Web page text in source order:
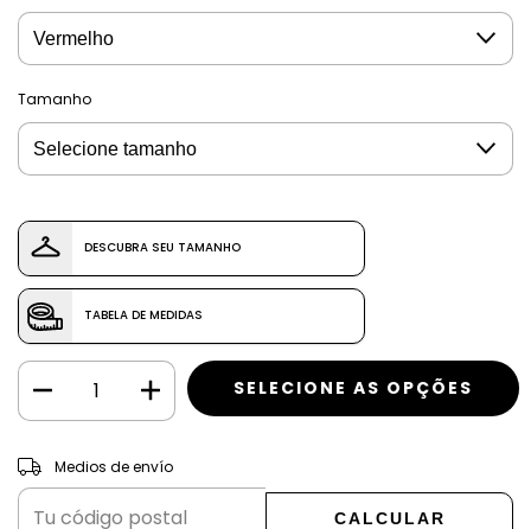
Tamanho
DESCUBRA SEU TAMANHO
TABELA DE MEDIDAS
Entregas para el CP:
Medios de envío
CALCULAR